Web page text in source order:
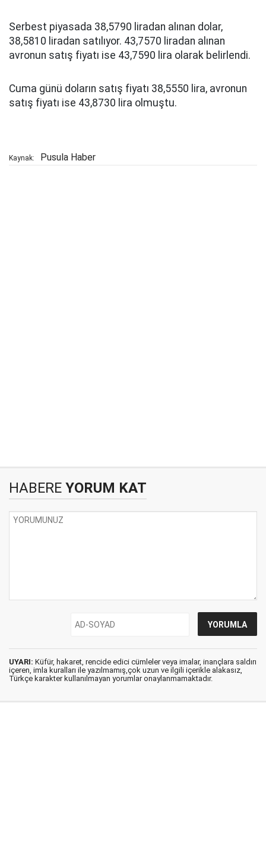
Serbest piyasada 38,5790 liradan alınan dolar,
38,5810 liradan satılıyor. 43,7570 liradan alınan
avronun satış fiyatı ise 43,7590 lira olarak belirlendi.
Cuma günü doların satış fiyatı 38,5550 lira, avronun
satış fiyatı ise 43,8730 lira olmuştu.
Kaynak: Pusula Haber
HABERE YORUM KAT
UYARI: Küfür, hakaret, rencide edici cümleler veya imalar, inançlara saldırı
içeren, imla kuralları ile yazılmamış,çok uzun ve ilgili içerikle alakasız,
Türkçe karakter kullanılmayan yorumlar onaylanmamaktadır.